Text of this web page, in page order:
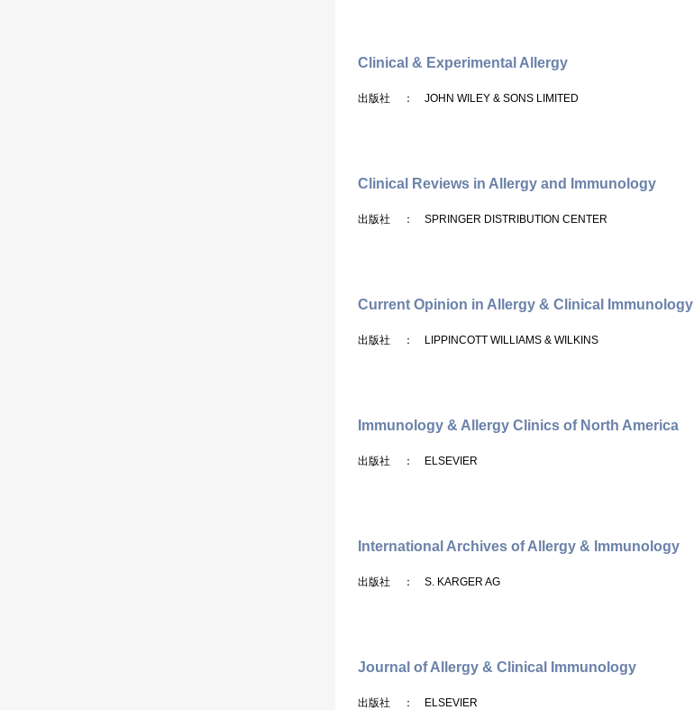
Clinical & Experimental Allergy
出版社 ： JOHN WILEY & SONS LIMITED
Clinical Reviews in Allergy and Immunology
出版社 ： SPRINGER DISTRIBUTION CENTER
Current Opinion in Allergy & Clinical Immunology
出版社 ： LIPPINCOTT WILLIAMS & WILKINS
Immunology & Allergy Clinics of North America
出版社 ： ELSEVIER
International Archives of Allergy & Immunology
出版社 ： S. KARGER AG
Journal of Allergy & Clinical Immunology
出版社 ： ELSEVIER